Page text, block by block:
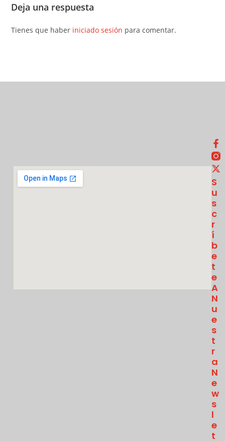
Deja una respuesta
Tienes que haber iniciado sesión para comentar.
S
U
S
C
R
Í
B
E
T
E
A
N
U
E
S
T
R
A
N
E
W
S
L
E
T